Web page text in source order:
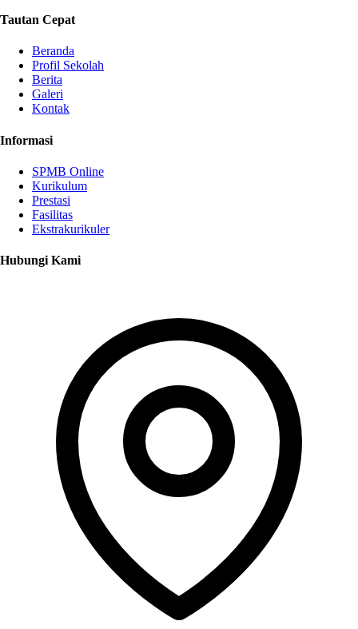
Tautan Cepat
Beranda
Profil Sekolah
Berita
Galeri
Kontak
Informasi
SPMB Online
Kurikulum
Prestasi
Fasilitas
Ekstrakurikuler
Hubungi Kami